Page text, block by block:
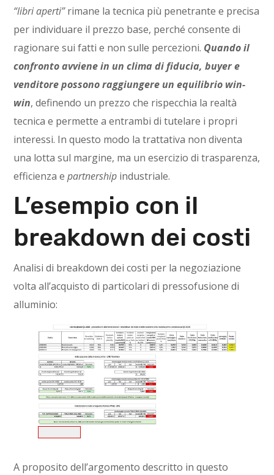
“libri aperti”rimane la tecnica più penetrante e precisa
per individuare il prezzo base, perché consente di
ragionare sui fatti e non sulle percezioni. Quando il
confronto avviene in un clima di fiducia, buyer e
venditore possono raggiungere un equilibrio win-
win, definendo un prezzo che rispecchia la realtà
tecnica e permette a entrambi di tutelare i propri
interessi. In questo modo la trattativa non diventa
una lotta sul margine, ma un esercizio di trasparenza,
efficienza epartnership industriale.
L’esempio con il
breakdown dei costi
Analisi di breakdown dei costi per la negoziazione
volta all’acquisto di particolari di pressofusione di
alluminio:
A proposito dell’argomento descritto in questo